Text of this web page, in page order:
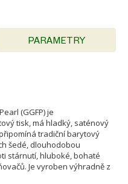
PARAMETRY
(GGFP) je
tisk, má hladký, saténový
tradiční barytový
šedé, dlouhodobou
stárnutí, hluboké, bohaté
Je vyroben výhradně z